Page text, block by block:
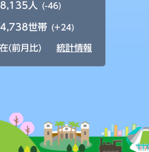
人 (-46)
世帯 (+24)
(前月比) 統計情報